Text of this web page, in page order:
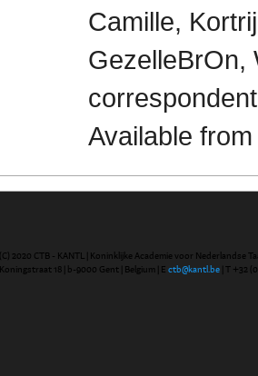
Camille,
GezelleBrOn,
Available
(C) 2020 CTB - KANTL | Koninklijke Academie voor Nederlandse
Koningstraat 18 | b-9000 Gent | Belgium | E ctb@kantl.be | T +32